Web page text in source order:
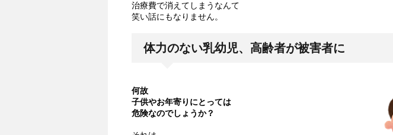
治療費で消えてしまうなんて
笑い話にもなりません。
体力のない乳幼児、高齢者が被害者に
何故
子供やお年寄りにとっては
危険なのでしょうか？